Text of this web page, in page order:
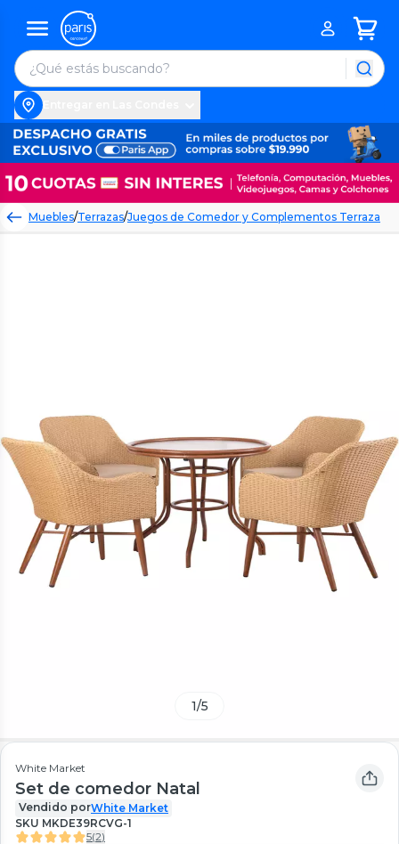
Muebles/Terrazas/Juegos de Comedor y Complementos Terraza
1/5
White Market
Set de comedor Natal
Vendido porWhite Market
SKU MKDE39RCVG-1
5(2)